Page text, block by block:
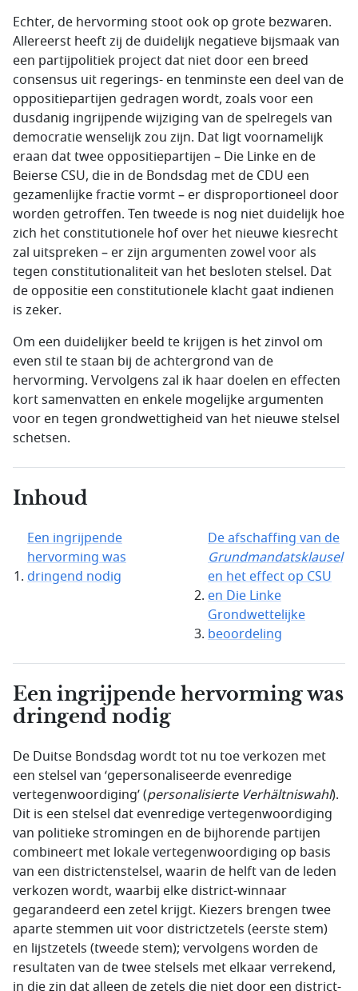
Echter, de hervorming stoot ook op grote bezwaren.
Allereerst heeft zij de duidelijk negatieve bijsmaak van
een partijpolitiek project dat niet door een breed
consensus uit regerings- en tenminste een deel van de
oppositiepartijen gedragen wordt, zoals voor een
dusdanig ingrijpende wijziging van de spelregels van
democratie wenselijk zou zijn. Dat ligt voornamelijk
eraan dat twee oppositiepartijen – Die Linke en de
Beierse CSU, die in de Bondsdag met de CDU een
gezamenlijke fractie vormt – er disproportioneel door
worden getroffen. Ten tweede is nog niet duidelijk hoe
zich het constitutionele hof over het nieuwe kiesrecht
zal uitspreken – er zijn argumenten zowel voor als
tegen constitutionaliteit van het besloten stelsel. Dat
de oppositie een constitutionele klacht gaat indienen
is zeker.
Om een duidelijker beeld te krijgen is het zinvol om
even stil te staan bij de achtergrond van de
hervorming. Vervolgens zal ik haar doelen en effecten
kort samenvatten en enkele mogelijke argumenten
voor en tegen grondwettigheid van het nieuwe stelsel
schetsen.
Inhoud
Een ingrijpende
hervorming was
dringend nodig
De afschaffing van de
Grundmandatsklausel
en het effect op CSU
enDie Linke
Grondwettelijke
beoordeling
Een ingrijpende hervorming was
dringend nodig
De Duitse Bondsdag wordt tot nu toe verkozen met
een stelsel van ‘gepersonaliseerde evenredige
vertegenwoordiging’ (personalisierte Verhältniswahl).
Dit is een stelsel dat evenredige vertegenwoordiging
van politieke stromingen en de bijhorende partijen
combineert met lokale vertegenwoordiging op basis
van een districtenstelsel, waarin de helft van de leden
verkozen wordt, waarbij elke district-winnaar
gegarandeerd een zetel krijgt. Kiezers brengen twee
aparte stemmen uit voor districtzetels (eerste stem)
en lijstzetels (tweede stem); vervolgens worden de
resultaten van de twee stelsels met elkaar verrekend,
in die zin dat alleen de zetels die niet door een district-